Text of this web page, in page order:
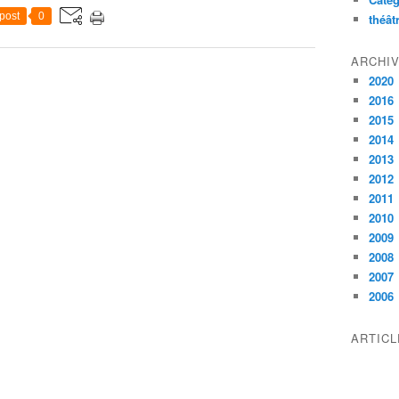
0
2020
2016
2015
2014
2013
2012
2011
2010
2009
2008
2007
2006